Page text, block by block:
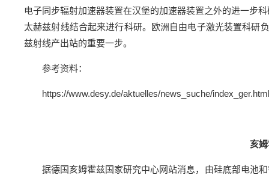
电子同步辐射加速器装置在汉堡的加速器装置之外的进一步
太赫兹射线结合起来进行科研。欧洲自由电子激光装置科研
兹射线产出站的重要一步。
参考资料：
https://www.desy.de/aktuelles/news_suche/
亥
据德国亥姆霍兹国家研究中心网站消息，由硅底部电池